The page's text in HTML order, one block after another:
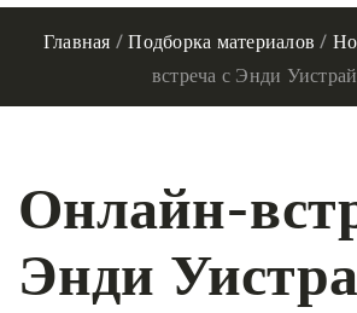
Главная /Подборка материалов /
встреча с Энди
Онлайн-
Энди